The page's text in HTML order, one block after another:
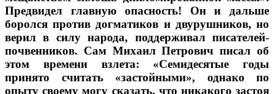
Предвидел главную опасность! Он и дальше
боролся против догматиков и двурушников, но
верил в силу народа, поддерживал писателей-
почвенников. Сам Михаил Петрович писал об
этом времени взлета: «Семидесятые годы
принято считать «застойными», однако по
опыту своему могу сказать, что никакого застоя